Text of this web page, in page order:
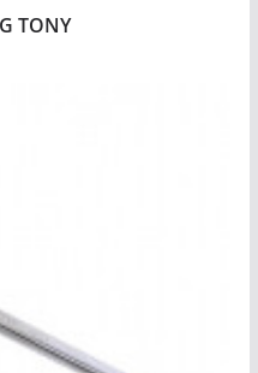
TONY